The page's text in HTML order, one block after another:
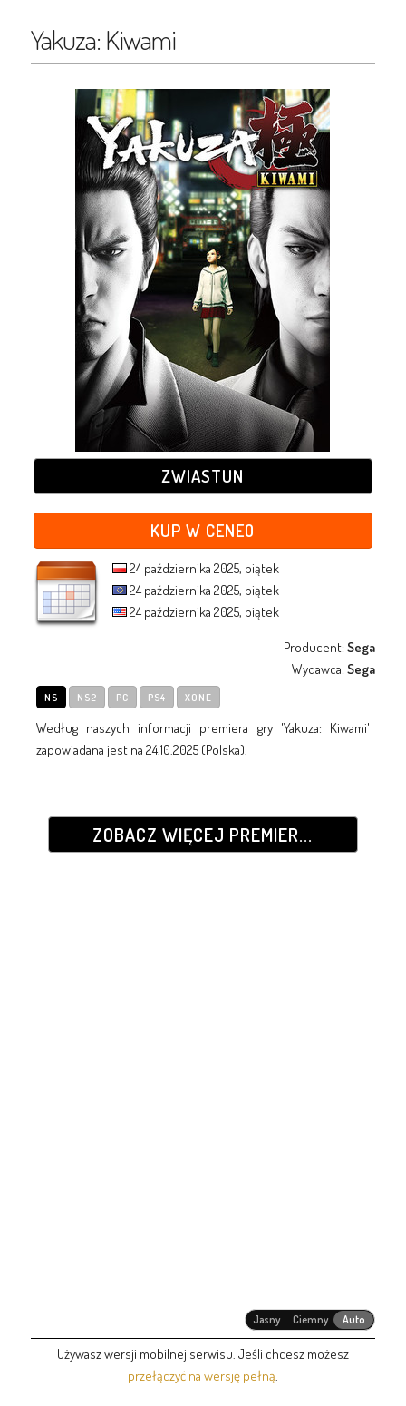
Yakuza: Kiwami
ZWIASTUN
KUP W CENEO
24 października 2025, piątek
24 października 2025, piątek
24 października 2025, piątek
Producent:Sega
Wydawca:Sega
NS NS2 PC PS4 XONE
Według naszych informacji premiera gry 'Yakuza: Kiwami'
zapowiadana jest na 24.10.2025 (Polska).
ZOBACZ WIĘCEJ PREMIER...
Jasny Ciemny Auto
Używasz wersji mobilnej serwisu. Jeśli chcesz możesz
przełączyć na wersję pełną